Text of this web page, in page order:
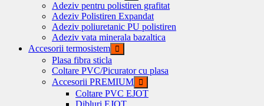
Adeziv pentru polistiren grafitat
Adeziv Polistiren Expandat
Adeziv poliuretanic PU polistiren
Adeziv vata minerala bazaltica
Accesorii termosistem
Plasa fibra sticla
Coltare PVC/Picurator cu plasa
Accesorii PREMIUM
Coltare PVC EJOT
Dibluri EJOT